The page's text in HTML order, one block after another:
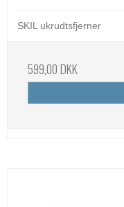
SKIL ukrudtsfjerner
599,00 DKK